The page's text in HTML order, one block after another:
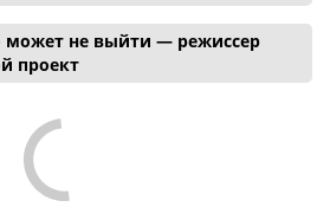
может не выйти — режиссер
проект